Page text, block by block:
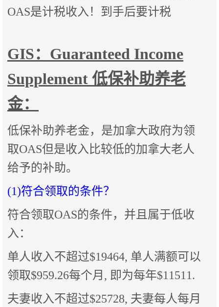
OAS是计税收入！到手后要计税
GIS：Guaranteed Income
Supplement 低保补助养老
金：
低保补助养老金，是加拿大政府为领
取OAS但是收入比较低的加拿大老人
给予的补助。
(1)符合领取的条件？
符合领取OAS的条件，并且属于低收
入：
单人收入不超过$19464, 单人满额可以
领取$959.26每个月, 即为每年$11511.
夫妻收入不超过$25728, 夫妻每人每月